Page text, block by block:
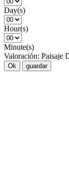
Day(s)
Hour(s)
Minute(s)
Valoración: Paisaje
Ok guardar